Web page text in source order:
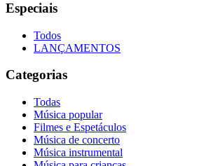
Especiais
Todos
LANÇAMENTOS
Categorias
Todas
Música popular
Filmes e Espetáculos
Música de concerto
Música instrumental